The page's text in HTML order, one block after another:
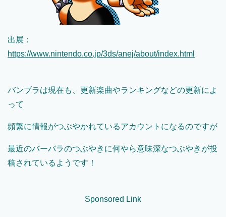
出展：
https://www.nintendo.co.jp/3ds/anej/about/index.html
バンブラは現在も、更新楽曲やランキングなどの更新によ
って
頻繁に情報がつぶやかれているアカウントになるのですが
最近のバーバラのつぶやきに何やら意味深なつぶやきが投
稿されているようです！
Sponsored Link